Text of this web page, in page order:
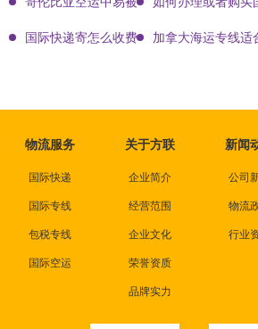
国际快递寄怎么收费 加拿大海运专线适
物流服务
国际快递
国际专线
包税专线
国际空运
关于方联
企业简介
经营范围
企业文化
荣誉资质
品牌实力
新闻
公司
物流
行业